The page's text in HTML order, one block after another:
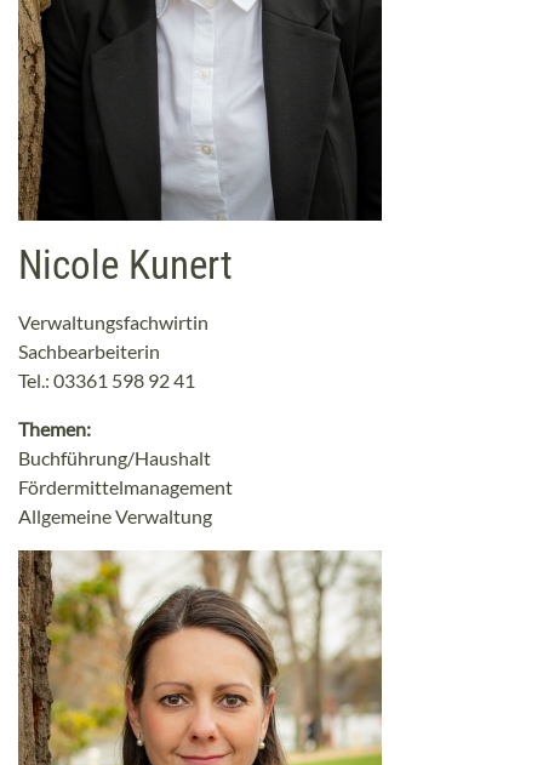
Nicole Kunert
Verwaltungsfachwirtin
Sachbearbeiterin
Tel.: 03361 598 92 41
Themen:
Buchführung/Haushalt
Fördermittelmanagement
Allgemeine Verwaltung